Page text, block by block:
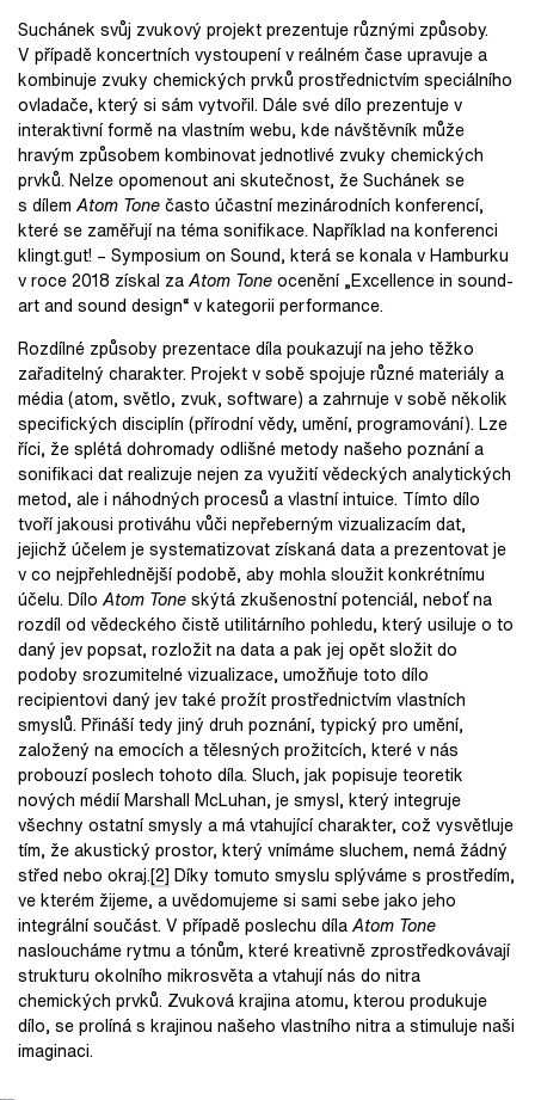
Suchánek svůj zvukový projekt prezentuje různými způsoby.
V případě koncertních vystoupení v reálném čase upravuje a
kombinuje zvuky chemických prvků prostřednictvím speciálního
ovladače, který si sám vytvořil. Dále své dílo prezentuje v
interaktivní formě na vlastním webu, kde návštěvník může
hravým způsobem kombinovat jednotlivé zvuky chemických
prvků. Nelze opomenout ani skutečnost, že Suchánek se
s dílem Atom Tonečasto účastní mezinárodních konferencí,
které se zaměřují na téma sonifikace. Například na konferenci
klingt.gut! – Symposium on Sound, která se konala v Hamburku
v roce 2018 získal zaAtom Toneocenění „Excellence in sound-
art and sound design“ v kategorii performance.
Rozdílné způsoby prezentace díla poukazují na jeho těžko
zařaditelný charakter. Projekt v sobě spojuje různé materiály a
média (atom, světlo, zvuk, software) a zahrnuje v sobě několik
specifických disciplín (přírodní vědy, umění, programování). Lze
říci, že splétá dohromady odlišné metody našeho poznání a
sonifikaci dat realizuje nejen za využití vědeckých analytických
metod, ale i náhodných procesů a vlastní intuice. Tímto dílo
tvoří jakousi protiváhu vůči nepřeberným vizualizacím dat,
jejichž účelem je systematizovat získaná data a prezentovat je
v co nejpřehlednější podobě, aby mohla sloužit konkrétnímu
účelu. Dílo Atom Toneskýtá zkušenostní potenciál, neboť na
rozdíl od vědeckého čistě utilitárního pohledu, který usiluje o to
daný jev popsat, rozložit na data a pak jej opět složit do
podoby srozumitelné vizualizace, umožňuje toto dílo
recipientovi daný jev také prožít prostřednictvím vlastních
smyslů. Přináší tedy jiný druh poznání, typický pro umění,
založený na emocích a tělesných prožitcích, které v nás
probouzí poslech tohoto díla. Sluch, jak popisuje teoretik
nových médií Marshall McLuhan, je smysl, který integruje
všechny ostatní smysly a má vtahující charakter, což vysvětluje
tím, že akustický prostor, který vnímáme sluchem, nemá žádný
střed nebo okraj.[2] Díky tomuto smyslu splýváme s prostředím,
ve kterém žijeme, a uvědomujeme si sami sebe jako jeho
integrální součást. V případě poslechu dílaAtom Tone
nasloucháme rytmu a tónům, které kreativně zprostředkovávají
strukturu okolního mikrosvěta a vtahují nás do nitra
chemických prvků. Zvuková krajina atomu, kterou produkuje
dílo, se prolíná s krajinou našeho vlastního nitra a stimuluje naši
imaginaci.